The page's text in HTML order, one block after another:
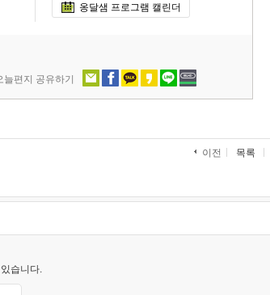
옹달샘 프로그램 캘린더
늘편지 공유하기
이전 목록
습니다.